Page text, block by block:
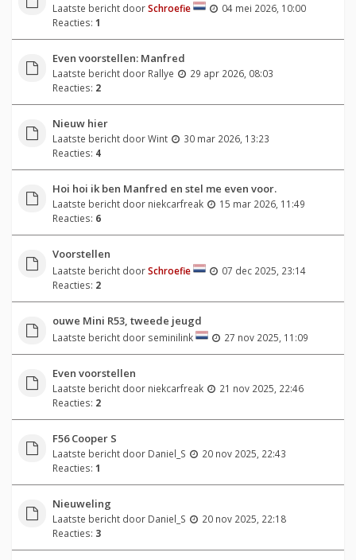
Laatste bericht doorSchroefie
04 mei 2026, 10:00
Reacties: 1
Even voorstellen: Manfred
Laatste bericht door Rallye
29 apr 2026, 08:03
Reacties: 2
Nieuw hier
Laatste bericht doorWint
30 mar 2026, 13:23
Reacties: 4
Hoi hoi ik ben Manfred en stel me even voor.
Laatste bericht door niekcarfreak
15 mar 2026, 11:49
Reacties: 6
Voorstellen
Laatste bericht doorSchroefie
07 dec 2025, 23:14
Reacties: 2
ouwe Mini R53, tweede jeugd
Laatste bericht door seminilink 27 nov 2025, 11:09
Even voorstellen
Laatste bericht door niekcarfreak
21 nov 2025, 22:46
Reacties: 2
F56 Cooper S
Laatste bericht door Daniel_S
20 nov 2025, 22:43
Reacties: 1
Nieuweling
Laatste bericht door Daniel_S
20 nov 2025, 22:18
Reacties: 3